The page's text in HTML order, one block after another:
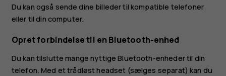
Du kan også sende dine billeder til kompatible telefoner
eller til din computer.
Opret forbindelse til en Bluetooth-enhed
Du kan tilslutte mange nyttige Bluetooth-enheder til din
telefon. Med et trådløst headset (sælges separat) kan du